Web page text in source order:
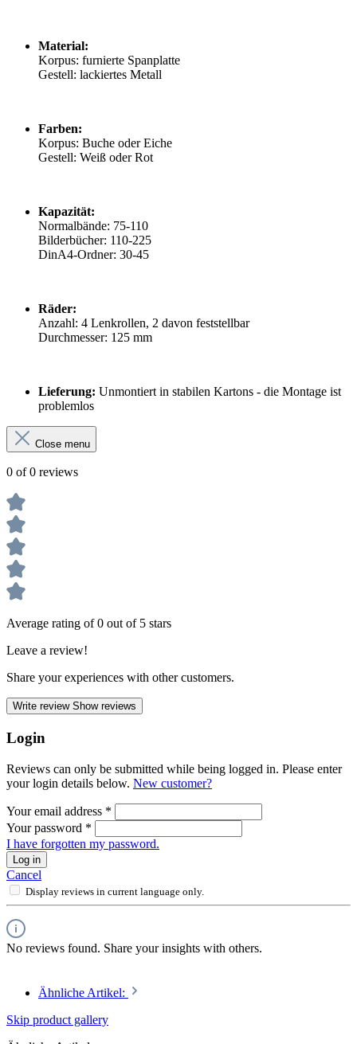
Material:
Korpus: furnierte Spanplatte
Gestell: lackiertes Metall
Farben:
Korpus: Buche oder Eiche
Gestell: Weiß oder Rot
Kapazität:
Normalbände: 75-110
Bilderbücher: 110-225
DinA4-Ordner: 30-45
Räder:
Anzahl: 4 Lenkrollen, 2 davon feststellbar
Durchmesser: 125 mm
Lieferung: Unmontiert in stabilen Kartons - die Montage ist
problemlos
Close menu
0 of 0 reviews
Average rating of 0 out of 5 stars
Leave a review!
Share your experiences with other customers.
Write review Show reviews
Login
Reviews can only be submitted while being logged in. Please enter
your login details below. New customer?
Your email address *
Your password *
I have forgotten my password.
Log in
Cancel
Display reviews in current language only.
No reviews found. Share your insights with others.
Ähnliche Artikel:
Skip product gallery